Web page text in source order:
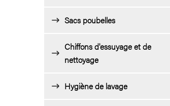
Sacs poubelles
Chiffons d'essuyage et de
nettoyage
Hygiène de lavage